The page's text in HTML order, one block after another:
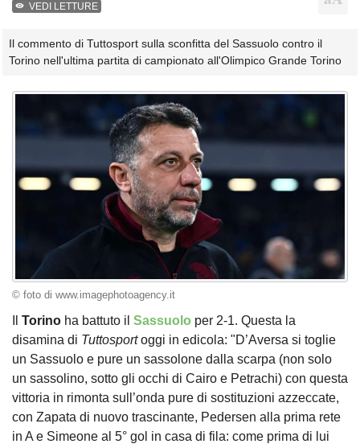
VEDI LETTURE
Il commento di Tuttosport sulla sconfitta del Sassuolo contro il
Torino nell'ultima partita di campionato all'Olimpico Grande Torino
© foto di www.imagephotoagency.it
Torino ha battuto il Sassuolo per 2-1. Questa la
disamina di Tuttosportoggi in edicola: "D’Aversa si toglie
un Sassuolo e pure un sassolone dalla scarpa (non solo
un sassolino, sotto gli occhi di Cairo e Petrachi) con questa
vittoria in rimonta sull’onda pure di sostituzioni azzeccate,
con Zapata di nuovo trascinante, Pedersen alla prima rete
in A e Simeone al 5° gol in casa di fila: come prima di lui